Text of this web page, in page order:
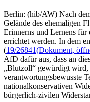
Berlin: (hib/AW) Nach
Gelände des ehemaligen
Erinnerns und Lernens
errichtet werden. In dem
(19/26841(Dokument,
AfD dafür aus, dass an
„Blutzoll“ gewürdigt wird,
verantwortungsbewusste
nationalkonservativen
bürgerlich-zivilen